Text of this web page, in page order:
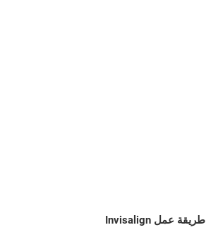
طريقة عمل Invisalign